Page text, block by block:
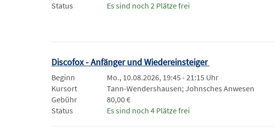
Status
Es sind noch 2 Plätze frei
Discofox - Anfänger und Wiedereinsteiger
Beginn
Mo., 10.08.2026, 19:45 - 21:15 Uhr
Kursort
Tann-Wendershausen; Johnsches Anwesen
Gebühr
80,00 €
Status
Es sind noch 4 Plätze frei